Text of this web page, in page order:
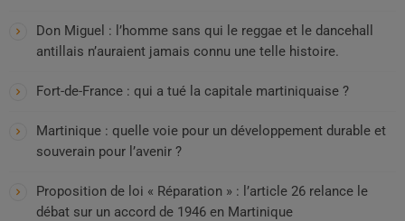
Don Miguel : l’homme sans qui le reggae et le dancehall
antillais n’auraient jamais connu une telle histoire.
Fort-de-France : qui a tué la capitale martiniquaise ?
Martinique : quelle voie pour un développement durable et
souverain pour l’avenir ?
Proposition de loi « Réparation » : l’article 26 relance le
débat sur un accord de 1946 en Martinique